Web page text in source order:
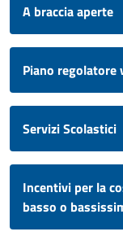
A braccia aperte
Piano regolatore
Servizi Scolastici
Incentivi per la
basso o